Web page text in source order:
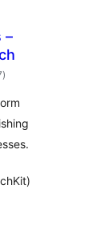
–
total
de
)